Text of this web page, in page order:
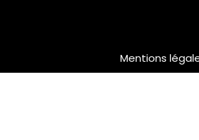
Mentions